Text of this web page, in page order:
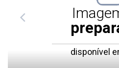
10:00disponível